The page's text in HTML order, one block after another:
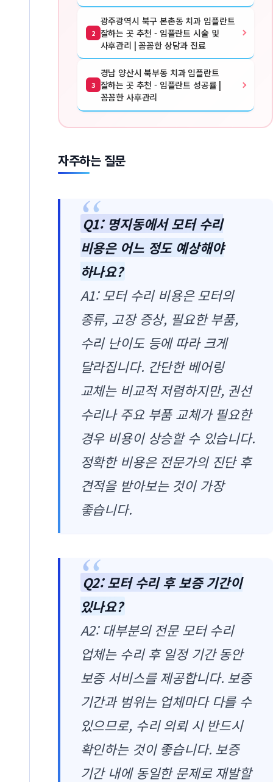
2
광주광역시 북구 본촌동 치과 임플란트
잘하는 곳 추천 - 임플란트 시술 및
사후관리 | 꼼꼼한 상담과 진료
3
경남 양산시 북부동 치과 임플란트
잘하는 곳 추천 - 임플란트 성공률 |
꼼꼼한 사후관리
자주하는 질문
Q1: 명지동에서 모터 수리
비용은 어느 정도 예상해야
하나요?
A1: 모터 수리 비용은 모터의
종류, 고장 증상, 필요한 부품,
수리 난이도 등에 따라 크게
달라집니다. 간단한 베어링
교체는 비교적 저렴하지만, 권선
수리나 주요 부품 교체가 필요한
경우 비용이 상승할 수 있습니다.
정확한 비용은 전문가의 진단 후
견적을 받아보는 것이 가장
좋습니다.
Q2: 모터 수리 후 보증 기간이
있나요?
A2: 대부분의 전문 모터 수리
업체는 수리 후 일정 기간 동안
보증 서비스를 제공합니다. 보증
기간과 범위는 업체마다 다를 수
있으므로, 수리 의뢰 시 반드시
확인하는 것이 좋습니다. 보증
기간 내에 동일한 문제로 재발할